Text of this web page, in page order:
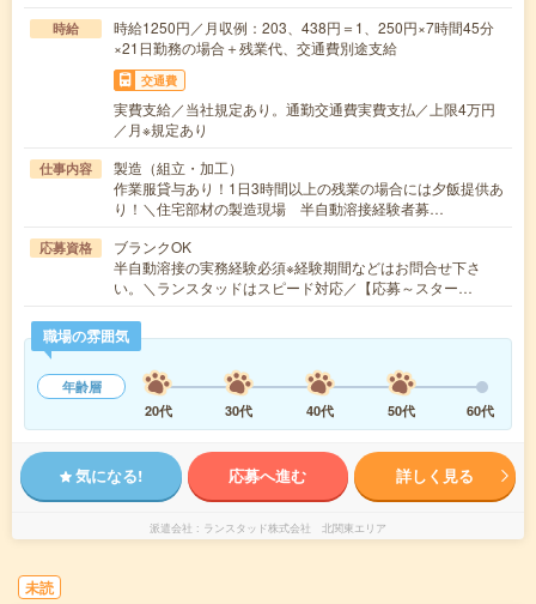
時給
時給1250円／月収例：203、438円＝1、250円×7時間45分
×21日勤務の場合＋残業代、交通費別途支給
交通費
実費支給／当社規定あり。通勤交通費実費支払／上限4万円
／月※規定あり
仕事内容
製造（組立・加工）
作業服貸与あり！1日3時間以上の残業の場合には夕飯提供あ
り！＼住宅部材の製造現場 半自動溶接経験者募…
応募資格
ブランクOK
半自動溶接の実務経験必須※経験期間などはお問合せ下さ
い。＼ランスタッドはスピード対応／【応募～スター…
職場の雰囲気
年齢層
20代
30代 40代 50代 60代
気になる! 応募へ進む 詳しく見る
派遣会社 ランスタッド株式会社 北関東エリア
未読